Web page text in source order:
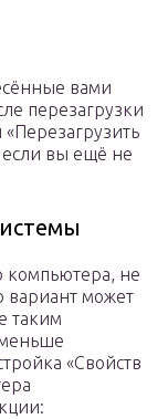
вами
перезагрузки
«Перезагрузить
если вы ещё не
компьютера, не
вариант может
таким
«Свойств